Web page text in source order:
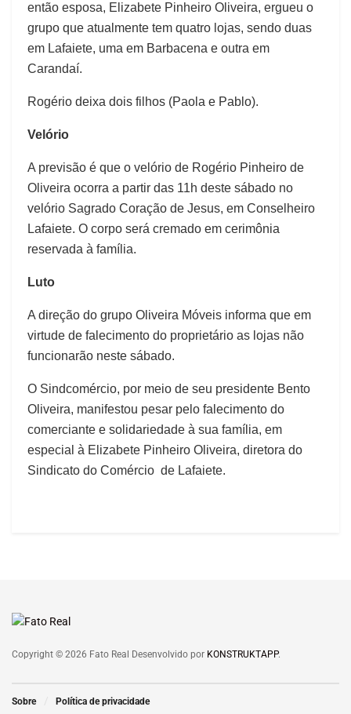
então esposa, Elizabete Pinheiro Oliveira, ergueu o
grupo que atualmente tem quatro lojas, sendo duas
em Lafaiete, uma em Barbacena e outra em
Carandaí.
Rogério deixa dois filhos (Paola e Pablo).
Velório
A previsão é que o velório de Rogério Pinheiro de
Oliveira ocorra a partir das 11h deste sábado no
velório Sagrado Coração de Jesus, em Conselheiro
Lafaiete. O corpo será cremado em cerimônia
reservada à família.
Luto
A direção do grupo Oliveira Móveis informa que em
virtude de falecimento do proprietário as lojas não
funcionarão neste sábado.
O Sindcomércio, por meio de seu presidente Bento
Oliveira, manifestou pesar pelo falecimento do
comerciante e solidariedade à sua família, em
especial à Elizabete Pinheiro Oliveira, diretora do
Sindicato do Comércio de Lafaiete.
Copyright © 2026 Fato Real Desenvolvido por KONSTRUKTAPP.
Sobre Política de privacidade